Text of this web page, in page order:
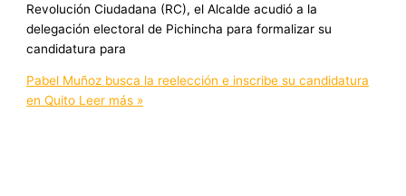
Revolución Ciudadana (RC), el Alcalde acudió a la
delegación electoral de Pichincha para formalizar su
candidatura para
Pabel Muñoz busca la reelección e inscribe su candidatura
en Quito Leer más »